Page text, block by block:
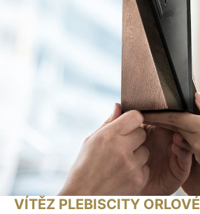
VÍTĚZ PLEBISCITY ORLOVÉ